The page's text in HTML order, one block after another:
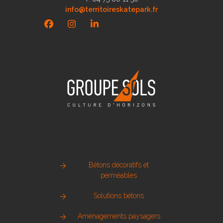
info@territoireskatepark.fr
FacebookInstagramLinkedIn
Bétons décoratifs et
perméables
Solutions bétons
Aménagements paysagers